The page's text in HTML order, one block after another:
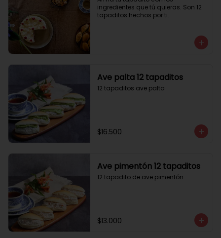
ingredientes que tú quieras. Son 12
tapaditos hechos por ti.
Ave palta 12 tapaditos
12 tapaditos ave palta
$16.500
Ave pimentón 12 tapaditos
12 tapadito de ave pimentón
$13.000